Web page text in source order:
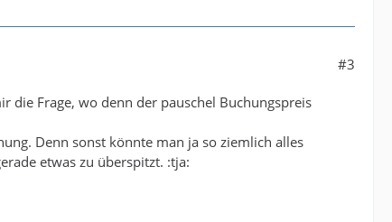
#3
die Frage, wo denn der pauschel Buchungspreis
Denn sonst könnte man ja so ziemlich alles
etwas zu überspitzt. :tja: